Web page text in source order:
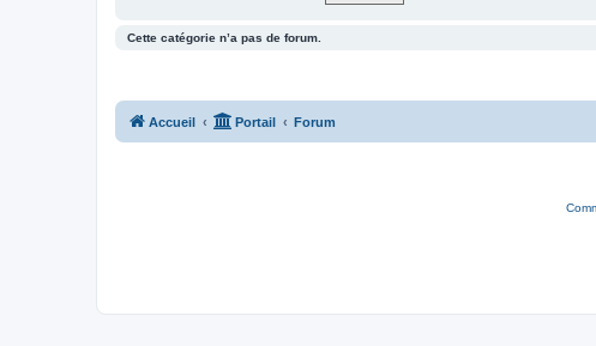
Cette catégorie n’a pas de forum.
Accueil Portail Forum